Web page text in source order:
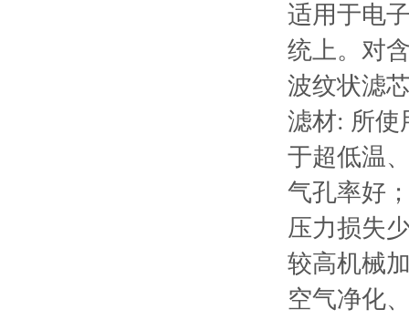
适用于电
统上。对
波纹状滤
滤材: 所使
于超低温
气孔率好
压力损失
较高机械
空气净化